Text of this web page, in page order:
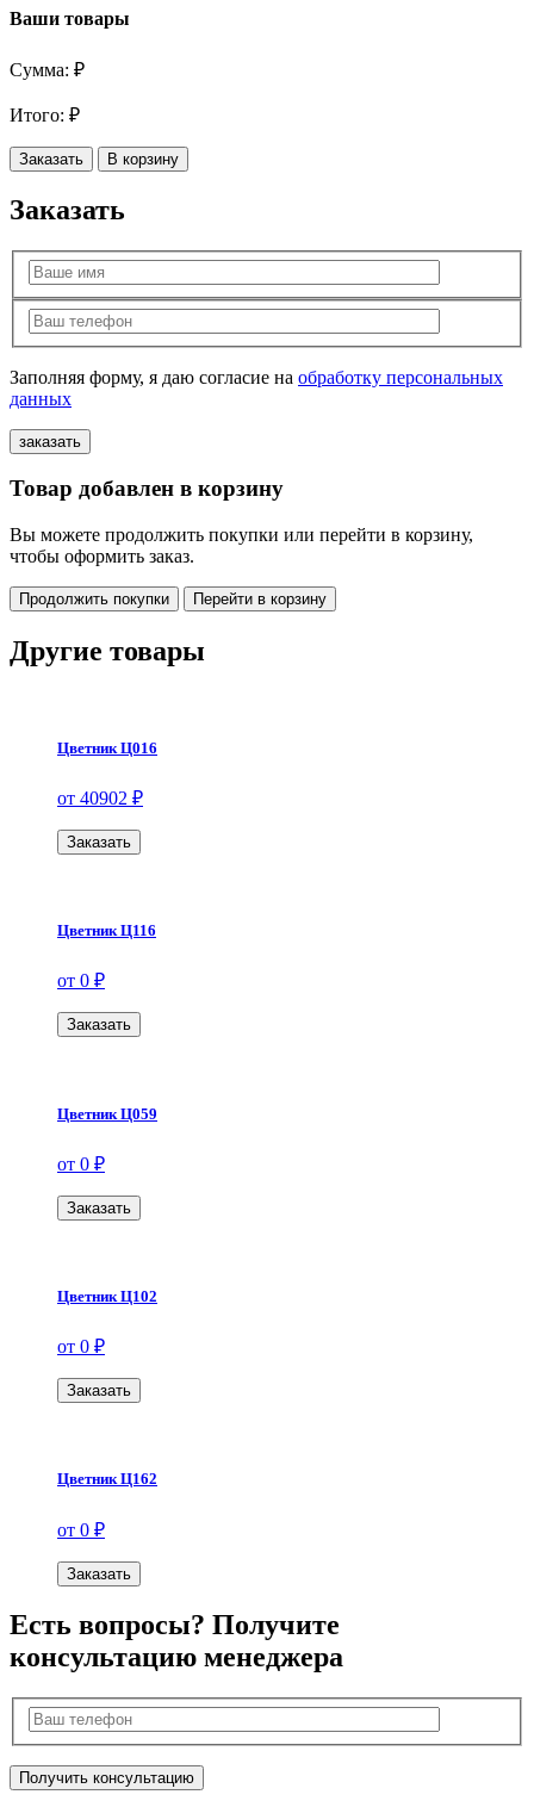
Ваши товары
Сумма: ₽
Итого: ₽
Заказать В корзину
Заказать
Заполняя форму, я даю согласие на обработку персональных
данных
Товар добавлен в корзину
Вы можете продолжить покупки или перейти в корзину,
чтобы оформить заказ.
Продолжить покупки Перейти в корзину
Другие товары
Цветник Ц016
от 40902 ₽
Заказать
Цветник Ц116
от 0 ₽
Заказать
Цветник Ц059
от 0 ₽
Заказать
Цветник Ц102
от 0 ₽
Заказать
Цветник Ц162
от 0 ₽
Заказать
Есть вопросы? Получите
консультацию менеджера